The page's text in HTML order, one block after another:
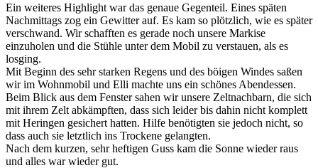
Ein weiteres Highlight war das genaue Gegenteil. Eines späten
Nachmittags zog ein Gewitter auf. Es kam so plötzlich, wie es später
verschwand. Wir schafften es gerade noch unsere Markise
einzuholen und die Stühle unter dem Mobil zu verstauen, als es
losging.
Mit Beginn des sehr starken Regens und des böigen Windes saßen
wir im Wohnmobil und Elli machte uns ein schönes Abendessen.
Beim Blick aus dem Fenster sahen wir unsere Zeltnachbarn, die sich
mit ihrem Zelt abkämpften, dass sich leider bis dahin nicht komplett
mit Heringen gesichert hatten. Hilfe benötigten sie jedoch nicht, so
dass auch sie letztlich ins Trockene gelangten.
Nach dem kurzen, sehr heftigen Guss kam die Sonne wieder raus
und alles war wieder gut.